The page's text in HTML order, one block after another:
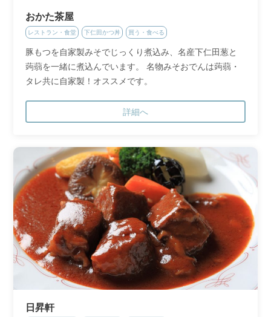
おかた茶屋
レストラン・食堂 下仁田かつ丼 買う・食べる
豚もつを自家製みそでじっくり煮込み、名産下仁田葱と
蒟蒻を一緒に煮込んでいます。 名物みそおでんは蒟蒻・
タレ共に自家製！オススメです。
詳細へ
日昇軒